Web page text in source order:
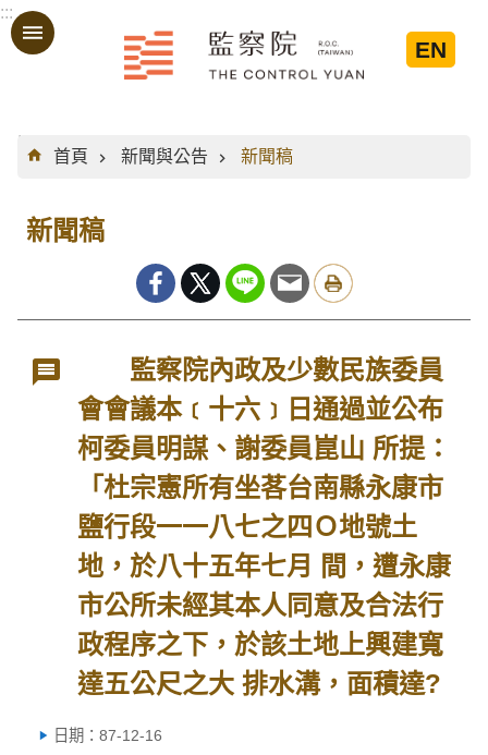
跳到主要內容區塊
:::
EN
:::
首頁
新聞與公告 新聞稿
新聞稿
監察院內政及少數民族委員
會會議本﹝十六﹞日通過並公布
柯委員明謀、謝委員崑山 所提：
「杜宗憲所有坐茖台南縣永康市
鹽行段一一八七之四Ｏ地號土
地，於八十五年七月 間，遭永康
市公所未經其本人同意及合法行
政程序之下，於該土地上興建寬
達五公尺之大 排水溝，面積達?
日期：87-12-16